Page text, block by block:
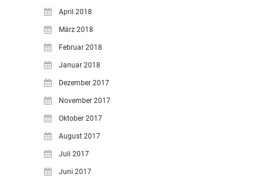
April 2018
März 2018
Februar 2018
Januar 2018
Dezember 2017
November 2017
Oktober 2017
August 2017
Juli 2017
Juni 2017